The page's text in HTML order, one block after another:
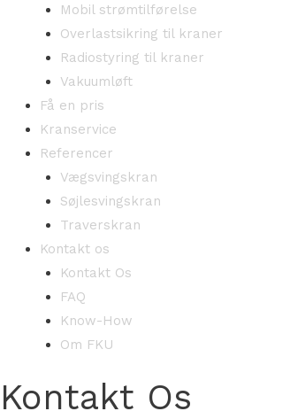
Mobil strømtilførelse
Overlastsikring til kraner
Radiostyring til kraner
Vakuumløft
Få en pris
Kranservice
Referencer
Vægsvingskran
Søjlesvingskran
Traverskran
Kontakt os
Kontakt Os
FAQ
Know-How
Om FKU
Kontakt Os